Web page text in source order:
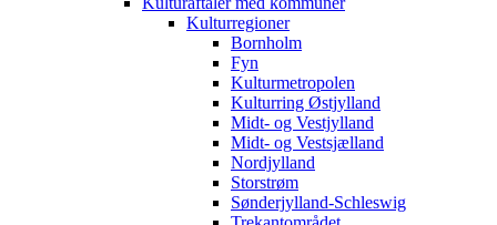
Kulturregioner
Bornholm
Fyn
Kulturmetropolen
Kulturring Østjylland
Midt- og Vestjylland
Midt- og Vestsjælland
Nordjylland
Storstrøm
Sønderjylland-Schleswig